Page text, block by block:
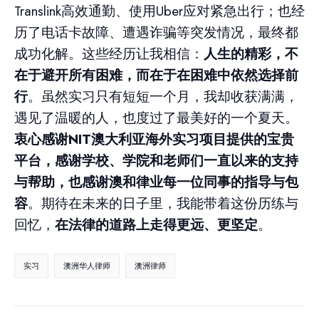
Translink高效通勤、使用Uber应对紧急出行；也经
历了电话卡故障、遭遇诈骗等突发情况，最终都
成功化解。这些经历让我相信： 人生的精彩，不
在于避开所有困难，而在于在困难中依然选择前
行。虽然实习只有短短一个月，我却收获满满，
遇见了温暖的人，也度过了最美好的一个夏天。
衷心感谢NIT澳大利亚海外实习项目提供的宝贵
平台，感谢学校、学院和老师们一直以来的支持
与帮助，也感谢澳和律业每一位同事的指导与包
容。期待在未来的日子里，我能带着这份历练与
回忆， 在法律的道路上走得更远、更坚定。
实习 澳洲华人律师 澳洲律师